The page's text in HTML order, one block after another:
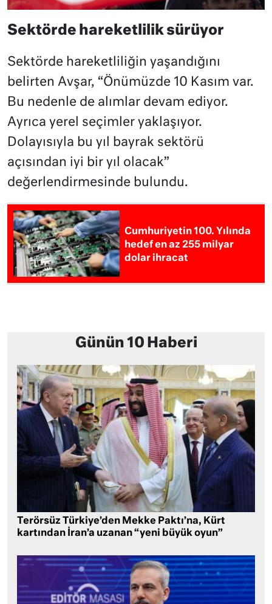
Sektörde hareketlilik sürüyor
Sektörde hareketliliğin yaşandığını
belirten Avşar, “Önümüzde 10 Kasım var.
Bu nedenle de alımlar devam ediyor.
Ayrıca yerel seçimler yaklaşıyor.
Dolayısıyla bu yıl bayrak sektörü
açısından iyi bir yıl olacak”
değerlendirmesinde bulundu.
Cumhuriyetin 100. Yılında
hedef en az 255 milyar
dolar ihracat
Günün 10 Haberi
Terörsüz Türkiye’den Mekke Paktı’na, Kürt
kartından İran’a uzanan “yeni büyük oyun”